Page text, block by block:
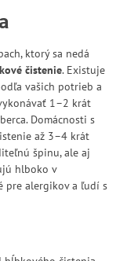
ktorý sa nedá
čistenie. Existuje
vašich potrieb a
1–2 krát
Domácnosti s
až 3–4 krát
špinu, ale aj
hlboko v
pre alergikov a ľudí s